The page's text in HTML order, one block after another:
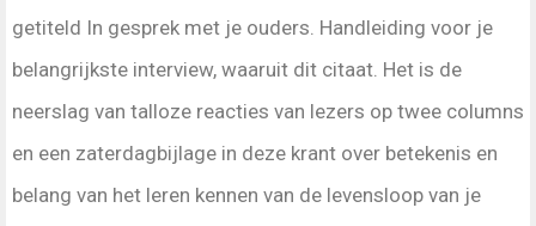
getiteld In gesprek met je ouders. Handleiding voor je
belangrijkste interview, waaruit dit citaat. Het is de
neerslag van talloze reacties van lezers op twee columns
en een zaterdagbijlage in deze krant over betekenis en
belang van het leren kennen van de levensloop van je